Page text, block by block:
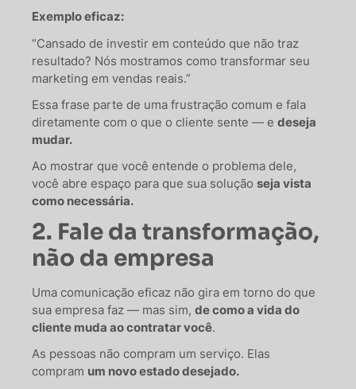
Exemplo eficaz:
“Cansado de investir em conteúdo que não traz
resultado? Nós mostramos como transformar seu
marketing em vendas reais.”
Essa frase parte de uma frustração comum e fala
diretamente com o que o cliente sente — e deseja
mudar.
Ao mostrar que você entende o problema dele,
você abre espaço para que sua solução seja vista
como necessária.
2. Fale da transformação,
não da empresa
Uma comunicação eficaz não gira em torno do que
sua empresa faz — mas sim, de como a vida do
cliente muda ao contratar você.
As pessoas não compram um serviço. Elas
compram um novo estado desejado.